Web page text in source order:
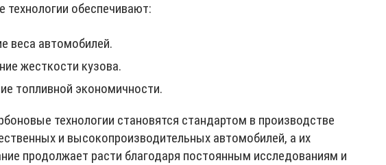
технологии обеспечивают:
веса автомобилей.
жесткости кузова.
топливной экономичности.
технологии становятся стандартом в производстве
и высокопроизводительных автомобилей, а их
продолжает расти благодаря постоянным исследованиям и